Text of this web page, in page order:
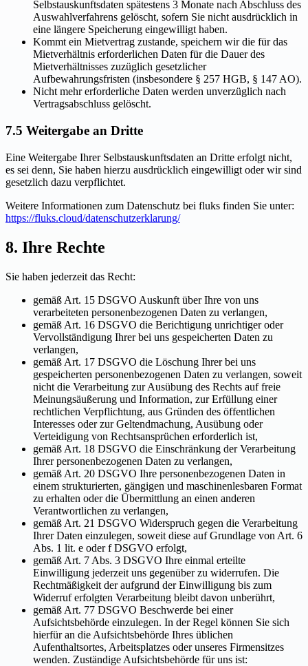
Selbstauskunftsdaten spätestens 3 Monate nach Abschluss des
Auswahlverfahrens gelöscht, sofern Sie nicht ausdrücklich in
eine längere Speicherung eingewilligt haben.
Kommt ein Mietvertrag zustande, speichern wir die für das
Mietverhältnis erforderlichen Daten für die Dauer des
Mietverhältnisses zuzüglich gesetzlicher
Aufbewahrungsfristen (insbesondere § 257 HGB, § 147 AO).
Nicht mehr erforderliche Daten werden unverzüglich nach
Vertragsabschluss gelöscht.
7.5 Weitergabe an Dritte
Eine Weitergabe Ihrer Selbstauskunftsdaten an Dritte erfolgt nicht,
es sei denn, Sie haben hierzu ausdrücklich eingewilligt oder wir sind
gesetzlich dazu verpflichtet.
Weitere Informationen zum Datenschutz bei fluks finden Sie unter:
https://fluks.cloud/datenschutzerklarung/
8. Ihre Rechte
Sie haben jederzeit das Recht:
gemäß Art. 15 DSGVO Auskunft über Ihre von uns
verarbeiteten personenbezogenen Daten zu verlangen,
gemäß Art. 16 DSGVO die Berichtigung unrichtiger oder
Vervollständigung Ihrer bei uns gespeicherten Daten zu
verlangen,
gemäß Art. 17 DSGVO die Löschung Ihrer bei uns
gespeicherten personenbezogenen Daten zu verlangen, soweit
nicht die Verarbeitung zur Ausübung des Rechts auf freie
Meinungsäußerung und Information, zur Erfüllung einer
rechtlichen Verpflichtung, aus Gründen des öffentlichen
Interesses oder zur Geltendmachung, Ausübung oder
Verteidigung von Rechtsansprüchen erforderlich ist,
gemäß Art. 18 DSGVO die Einschränkung der Verarbeitung
Ihrer personenbezogenen Daten zu verlangen,
gemäß Art. 20 DSGVO Ihre personenbezogenen Daten in
einem strukturierten, gängigen und maschinenlesbaren Format
zu erhalten oder die Übermittlung an einen anderen
Verantwortlichen zu verlangen,
gemäß Art. 21 DSGVO Widerspruch gegen die Verarbeitung
Ihrer Daten einzulegen, soweit diese auf Grundlage von Art. 6
Abs. 1 lit. e oder f DSGVO erfolgt,
gemäß Art. 7 Abs. 3 DSGVO Ihre einmal erteilte
Einwilligung jederzeit uns gegenüber zu widerrufen. Die
Rechtmäßigkeit der aufgrund der Einwilligung bis zum
Widerruf erfolgten Verarbeitung bleibt davon unberührt,
gemäß Art. 77 DSGVO Beschwerde bei einer
Aufsichtsbehörde einzulegen. In der Regel können Sie sich
hierfür an die Aufsichtsbehörde Ihres üblichen
Aufenthaltsortes, Arbeitsplatzes oder unseres Firmensitzes
wenden. Zuständige Aufsichtsbehörde für uns ist: